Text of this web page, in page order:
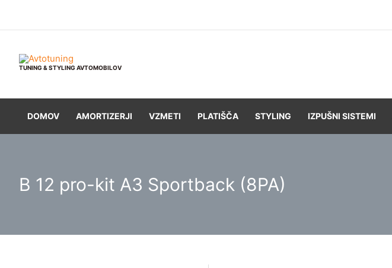
TUNING & STYLING AVTOMOBILOV
DOMOV AMORTIZERJI VZMETI PLATIŠČA STYLING IZPUŠNI SISTEMI
B 12 pro-kit A3 Sportback (8PA)